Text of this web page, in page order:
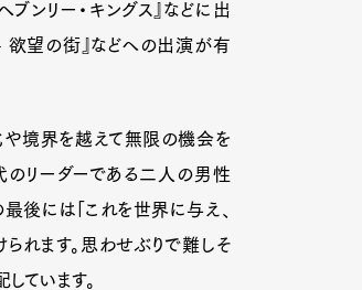
ブンリー・キングス』などに出
– 欲望の街』などへの出演が有
や境界を越えて無限の機会を
のリーダーである二人の男性
後には「これを世界に与え、
れます。思わせぶりで難しそ
ています。